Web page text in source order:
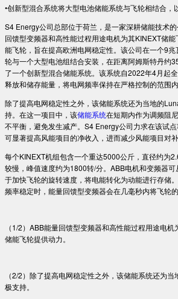
•创新型混合系统将大型电池储能系统与飞轮相结合，
S4 Energy公司总部位于荷兰，是一家深耕储能技术
回馈型变频器和高性能过程用途电机为其KINEXT储
能飞轮，旨在提高欧洲电网稳定性。该公司在一个9
轮与一个大型电池组结合安装，在距离阿姆斯特丹约
了一个创新型混合储能系统。该系统自2022年4月起
释放和储存能量，将电网频率保持在严格控制的范围
除了提高电网稳定性之外，该储能系统还为当地的
持。在这一项目中，该储能系统在短期内作为调频阻
不平衡，避免发生减产。S4 Energy公司力求在该试
可显著提高风能项目的净收入，进而减少风能项目对补
每个KINEXT机组包含一个重达5000公斤，直径约为
较慢，峰值速度约为1800转/分。ABB电机和变频器
于加快飞轮的旋转速度，将电能转化为动能进行存储
频率稳定时，能量回馈型变频器会在几毫秒内将飞轮的
（1/2）ABB能量回馈型变频器和高性能过程用途电
储能飞轮提供动力。
（2/2）除了提高电网稳定性之外，该储能系统还为
极支持。